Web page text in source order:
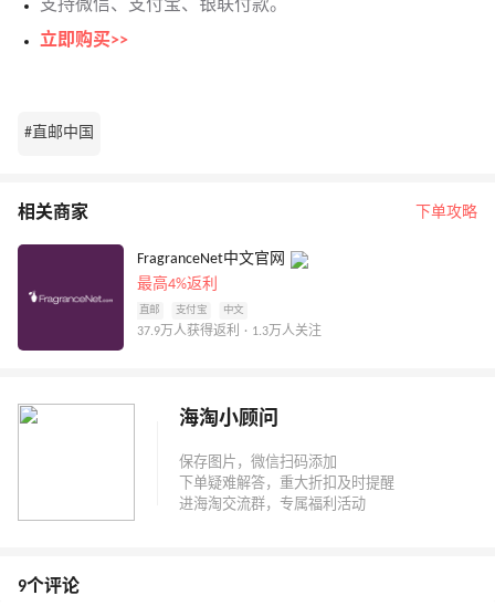
支持微信、支付宝、银联付款。
立即购买>>
#直邮中国
相关商家 下单攻略
FragranceNet中文官网
最高4%返利
直邮 支付宝 中文
37.9万人获得返利 · 1.3万人关注
海淘小顾问
9个评论